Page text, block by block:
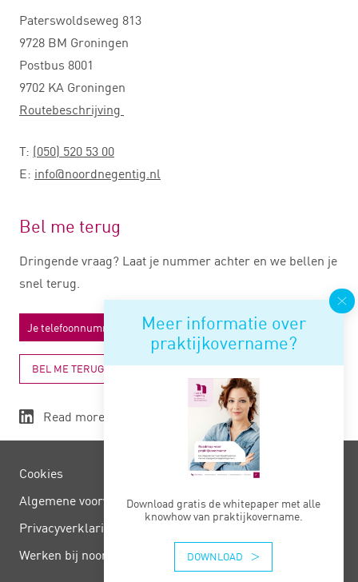
Meer informatie over
praktijkovername?
Download gratis de whitepaper met alle
knowhow van praktijkovername.
DOWNLOAD
Paterswoldseweg 813
9728 BM Groningen
Postbus 8001
9702 KA Groningen
Routebeschrijving
T: (050) 520 53 00
E: info@noordnegentig.nl
Bel me terug
Dringende vraag? Laat je nummer achter en we bellen je
snel terug.
BEL ME TERUG
Read more
Cookies
Algemene voorwaarden
Privacy­verklaring
Werken bij noord negentig